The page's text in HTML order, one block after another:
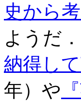
史から
ようだ
納得し
年）や